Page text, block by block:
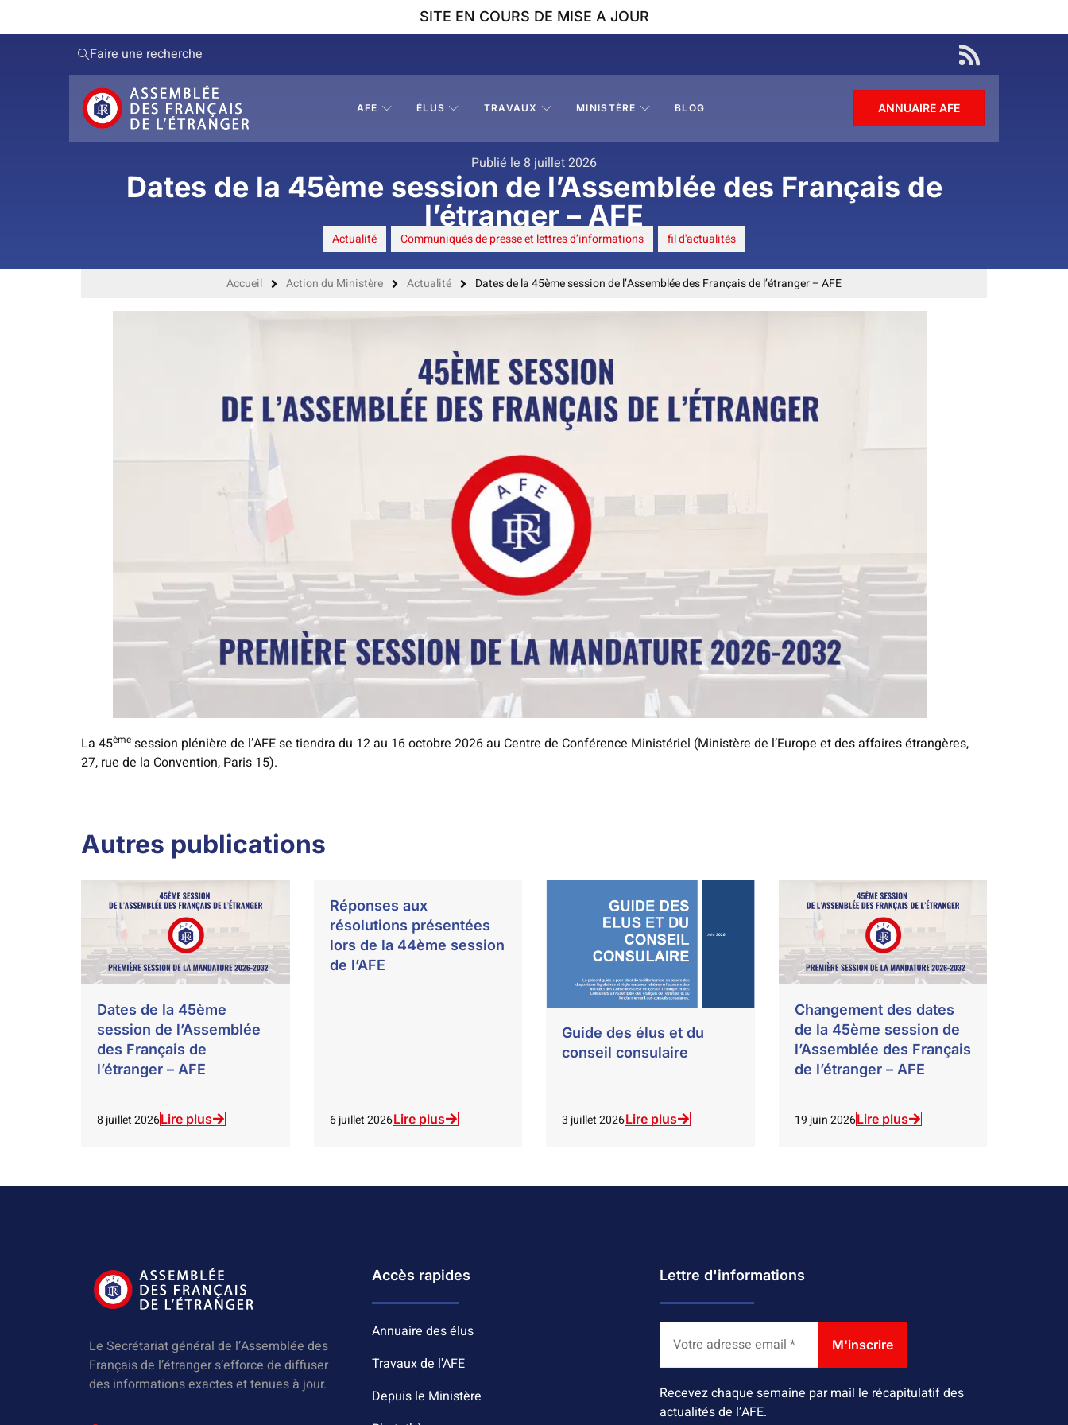
SITE EN COURS DE MISE A JOUR
Faire une recherche
AFE ÉLUS TRAVAUX MINISTÈRE BLOG ANNUAIRE AFE
Publié le 8 juillet 2026
Dates de la 45ème session de l’Assemblée des Français de
l’étranger – AFE
Actualité Communiqués de presse et lettres d’informations fil d'actualités
Accueil Action du Ministère Actualité Dates de la 45ème session de l’Assemblée des Français de l’étranger – AFE
La 45ème session plénière de l’AFE se tiendra du 12 au 16 octobre 2026 au Centre de Conférence Ministériel (Ministère de l’Europe et des affaires étrangères,
27, rue de la Convention, Paris 15).
Autres publications
Dates de la 45ème
session de l’Assemblée
des Français de
l’étranger – AFE
8 juillet 2026Lire plus
Réponses aux
résolutions présentées
lors de la 44ème session
de l’AFE
6 juillet 2026Lire plus
Guide des élus et du
conseil consulaire
3 juillet 2026Lire plus
Changement des dates
de la 45ème session de
l’Assemblée des Français
de l’étranger – AFE
19 juin 2026Lire plus
Le Secrétariat général de l’Assemblée des
Français de l’étranger s’efforce de diffuser
des informations exactes et tenues à jour.
Accès rapides
Annuaire des élus
Travaux de l'AFE
Depuis le Ministère
Lettre d'informations
Recevez chaque semaine par mail le récapitulatif des
actualités de l’AFE.